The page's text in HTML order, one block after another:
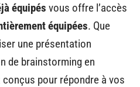
équipés vous offre l’accès
équipées. Que
une présentation
de brainstorming en
pour répondre à vos